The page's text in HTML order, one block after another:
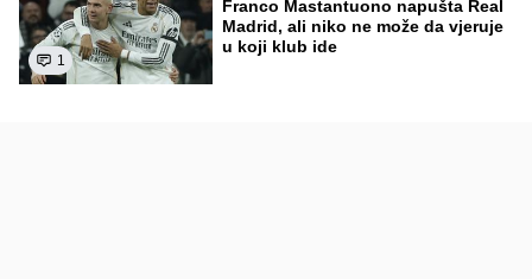
1
Franco Mastantuono napušta Real
Madrid, ali niko ne može da vjeruje
u koji klub ide